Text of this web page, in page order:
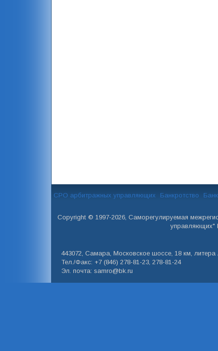
СРО арбитражных управляющих Банкротство
Copyright © 1997-2026, Саморегулируемая
управляющих"
443072, Самара, Московское шоссе, 18 км, литера
Тел./Факс: +7 (846) 278-81-23, 278-81-24
Эл. почта: samro@bk.ru